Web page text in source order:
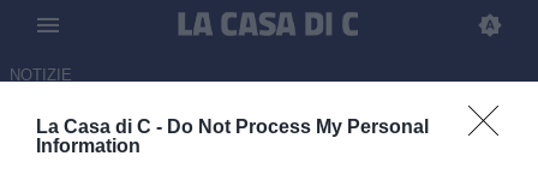
La Casa di C - Do Not Process My Personal
Information
NOTIZIE
Torres, Greco: "Non abbiamo